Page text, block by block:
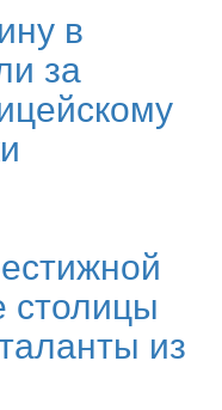
в
за
столицы
из